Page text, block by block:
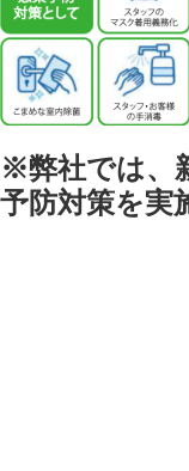
※弊社では、
予防対策を実